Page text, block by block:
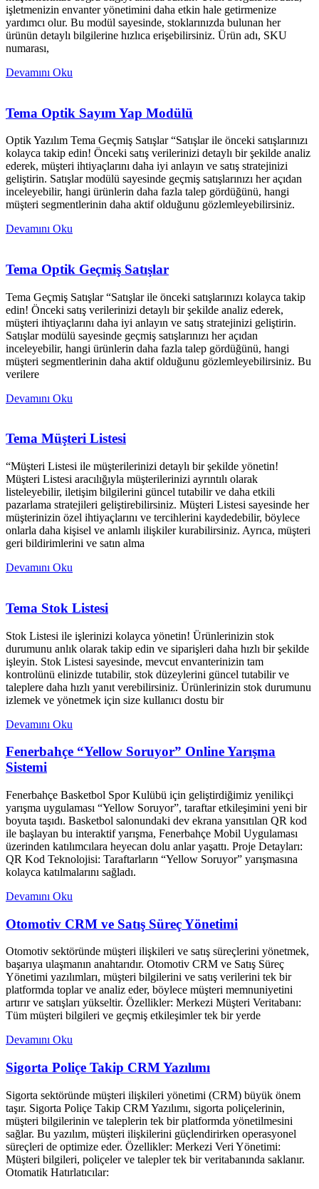
işletmenizin envanter yönetimini daha etkin hale getirmenize
yardımcı olur. Bu modül sayesinde, stoklarınızda bulunan her
ürünün detaylı bilgilerine hızlıca erişebilirsiniz. Ürün adı, SKU
numarası,
Devamını Oku
Tema Optik Sayım Yap Modülü
Optik Yazılım Tema Geçmiş Satışlar “Satışlar ile önceki satışlarınızı
kolayca takip edin! Önceki satış verilerinizi detaylı bir şekilde analiz
ederek, müşteri ihtiyaçlarını daha iyi anlayın ve satış stratejinizi
geliştirin. Satışlar modülü sayesinde geçmiş satışlarınızı her açıdan
inceleyebilir, hangi ürünlerin daha fazla talep gördüğünü, hangi
müşteri segmentlerinin daha aktif olduğunu gözlemleyebilirsiniz.
Devamını Oku
Tema Optik Geçmiş Satışlar
Tema Geçmiş Satışlar “Satışlar ile önceki satışlarınızı kolayca takip
edin! Önceki satış verilerinizi detaylı bir şekilde analiz ederek,
müşteri ihtiyaçlarını daha iyi anlayın ve satış stratejinizi geliştirin.
Satışlar modülü sayesinde geçmiş satışlarınızı her açıdan
inceleyebilir, hangi ürünlerin daha fazla talep gördüğünü, hangi
müşteri segmentlerinin daha aktif olduğunu gözlemleyebilirsiniz. Bu
verilere
Devamını Oku
Tema Müşteri Listesi
“Müşteri Listesi ile müşterilerinizi detaylı bir şekilde yönetin!
Müşteri Listesi aracılığıyla müşterilerinizi ayrıntılı olarak
listeleyebilir, iletişim bilgilerini güncel tutabilir ve daha etkili
pazarlama stratejileri geliştirebilirsiniz. Müşteri Listesi sayesinde her
müşterinizin özel ihtiyaçlarını ve tercihlerini kaydedebilir, böylece
onlarla daha kişisel ve anlamlı ilişkiler kurabilirsiniz. Ayrıca, müşteri
geri bildirimlerini ve satın alma
Devamını Oku
Tema Stok Listesi
Stok Listesi ile işlerinizi kolayca yönetin! Ürünlerinizin stok
durumunu anlık olarak takip edin ve siparişleri daha hızlı bir şekilde
işleyin. Stok Listesi sayesinde, mevcut envanterinizin tam
kontrolünü elinizde tutabilir, stok düzeylerini güncel tutabilir ve
taleplere daha hızlı yanıt verebilirsiniz. Ürünlerinizin stok durumunu
izlemek ve yönetmek için size kullanıcı dostu bir
Devamını Oku
Fenerbahçe “Yellow Soruyor” Online Yarışma
Sistemi
Fenerbahçe Basketbol Spor Kulübü için geliştirdiğimiz yenilikçi
yarışma uygulaması “Yellow Soruyor”, taraftar etkileşimini yeni bir
boyuta taşıdı. Basketbol salonundaki dev ekrana yansıtılan QR kod
ile başlayan bu interaktif yarışma, Fenerbahçe Mobil Uygulaması
üzerinden katılımcılara heyecan dolu anlar yaşattı. Proje Detayları:
QR Kod Teknolojisi: Taraftarların “Yellow Soruyor” yarışmasına
kolayca katılmalarını sağladı.
Devamını Oku
Otomotiv CRM ve Satış Süreç Yönetimi
Otomotiv sektöründe müşteri ilişkileri ve satış süreçlerini yönetmek,
başarıya ulaşmanın anahtarıdır. Otomotiv CRM ve Satış Süreç
Yönetimi yazılımları, müşteri bilgilerini ve satış verilerini tek bir
platformda toplar ve analiz eder, böylece müşteri memnuniyetini
artırır ve satışları yükseltir. Özellikler: Merkezi Müşteri Veritabanı:
Tüm müşteri bilgileri ve geçmiş etkileşimler tek bir yerde
Devamını Oku
Sigorta Poliçe Takip CRM Yazılımı
Sigorta sektöründe müşteri ilişkileri yönetimi (CRM) büyük önem
taşır. Sigorta Poliçe Takip CRM Yazılımı, sigorta poliçelerinin,
müşteri bilgilerinin ve taleplerin tek bir platformda yönetilmesini
sağlar. Bu yazılım, müşteri ilişkilerini güçlendirirken operasyonel
süreçleri de optimize eder. Özellikler: Merkezi Veri Yönetimi:
Müşteri bilgileri, poliçeler ve talepler tek bir veritabanında saklanır.
Otomatik Hatırlatıcılar: